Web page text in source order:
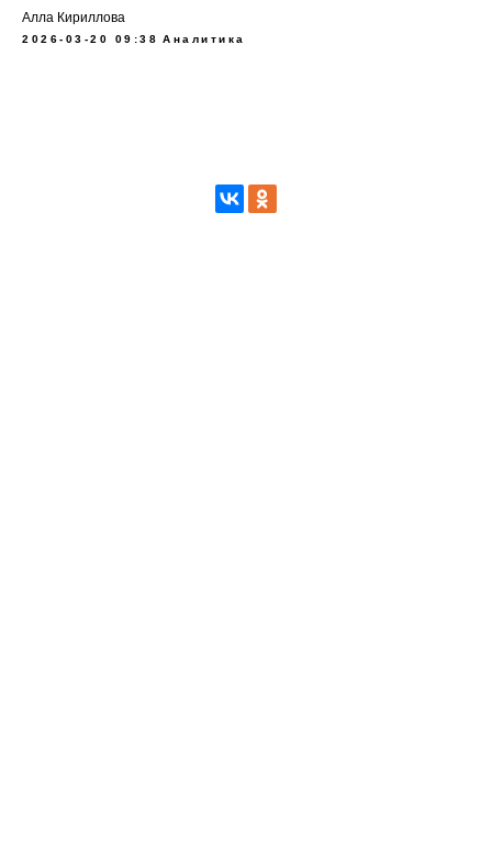
Алла Кириллова
2026-03-20 09:38 Аналитика